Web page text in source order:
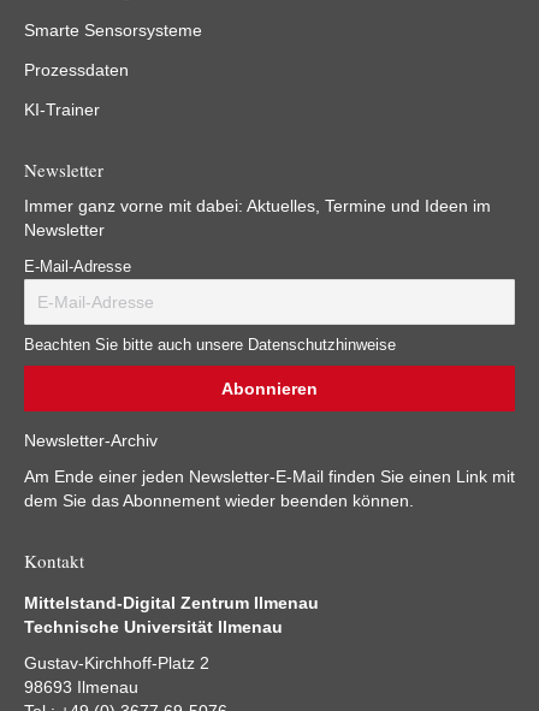
Smarte Sensorsysteme
Prozessdaten
KI-Trainer
Newsletter
Immer ganz vorne mit dabei: Aktuelles, Termine und Ideen im
Newsletter
E-Mail-Adresse
Beachten Sie bitte auch unsere Datenschutzhinweise
Newsletter-Archiv
Am Ende einer jeden Newsletter-E-Mail finden Sie einen Link mit
dem Sie das Abonnement wieder beenden können.
Kontakt
Mittelstand-Digital Zentrum Ilmenau
Technische Universität Ilmenau
Gustav-Kirchhoff-Platz 2
98693 Ilmenau